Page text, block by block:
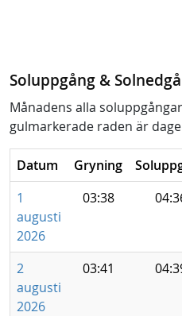
Soluppgång &
Månadens alla
gulmarkerade raden är
Datum Gryning
1
augusti
2026
03:38
2
augusti
2026
03:41